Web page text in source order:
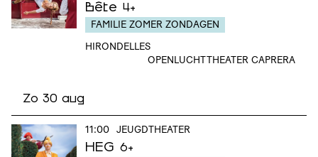
Bête 4+
FAMILIE ZOMER ZONDAGEN
HIRONDELLES
OPENLUCHTTHEATER CAPRERA
Zo 30 aug
11:00 JEUGDTHEATER
HEG 6+